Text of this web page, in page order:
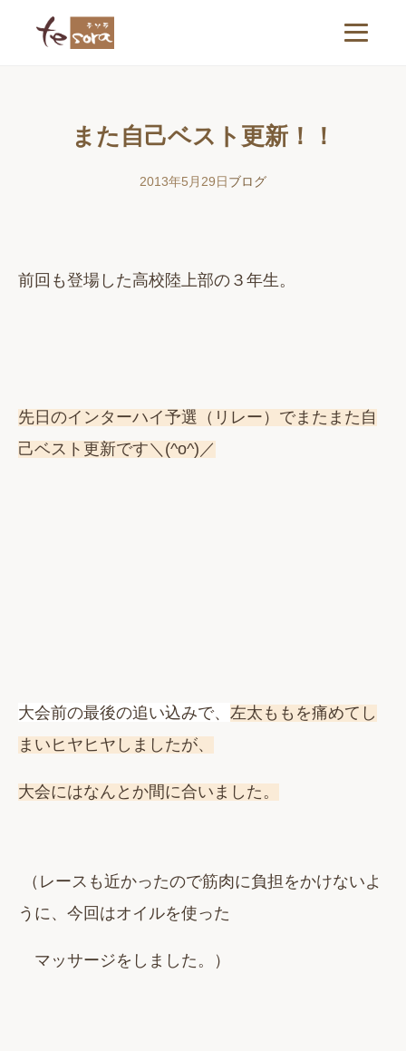
また自己ベスト更新！！
2013年5月29日ブログ
前回も登場した高校陸上部の３年生。
先日のインターハイ予選（リレー）でまたまた自
己ベスト更新です＼(^o^)／
大会前の最後の追い込みで、 左太ももを痛めてし
まいヒヤヒヤしましたが、
大会にはなんとか間に合いました。
（レースも近かったので筋肉に負担をかけないよ
うに、今回はオイルを使った
マッサージをしました。）